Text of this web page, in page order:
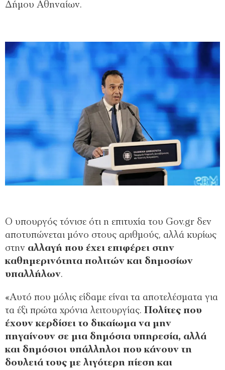
Δήμου Αθηναίων.
Ο υπουργός τόνισε ότι η επιτυχία του Gov.gr δεν
αποτυπώνεται μόνο στους αριθμούς, αλλά κυρίως
στην αλλαγή που έχει επιφέρει στην
καθημερινότητα πολιτών και δημοσίων
υπαλλήλων.
«Αυτό που μόλις είδαμε είναι τα αποτελέσματα για
τα έξι πρώτα χρόνια λειτουργίας. Πολίτες που
έχουν κερδίσει το δικαίωμα να μην
πηγαίνουν σε μια δημόσια υπηρεσία, αλλά
και δημόσιοι υπάλληλοι που κάνουν τη
δουλειά τους με λιγότερη πίεση και